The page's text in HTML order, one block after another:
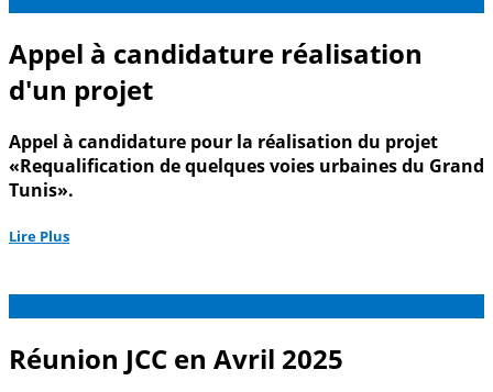
Appel à candidature réalisation
d'un projet
Appel à candidature pour la réalisation du projet
«Requalification de quelques voies urbaines du Grand
Tunis».
Lire Plus
Réunion JCC en Avril 2025